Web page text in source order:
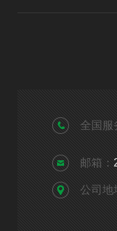
全国服
邮箱：
公司地